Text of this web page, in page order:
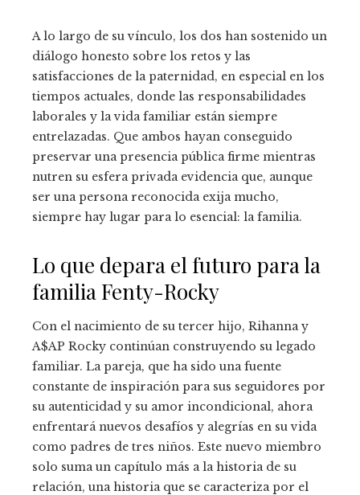
A lo largo de su vínculo, los dos han sostenido un
diálogo honesto sobre los retos y las
satisfacciones de la paternidad, en especial en los
tiempos actuales, donde las responsabilidades
laborales y la vida familiar están siempre
entrelazadas. Que ambos hayan conseguido
preservar una presencia pública firme mientras
nutren su esfera privada evidencia que, aunque
ser una persona reconocida exija mucho,
siempre hay lugar para lo esencial: la familia.
Lo que depara el futuro para la
familia Fenty-Rocky
Con el nacimiento de su tercer hijo, Rihanna y
A$AP Rocky continúan construyendo su legado
familiar. La pareja, que ha sido una fuente
constante de inspiración para sus seguidores por
su autenticidad y su amor incondicional, ahora
enfrentará nuevos desafíos y alegrías en su vida
como padres de tres niños. Este nuevo miembro
solo suma un capítulo más a la historia de su
relación, una historia que se caracteriza por el